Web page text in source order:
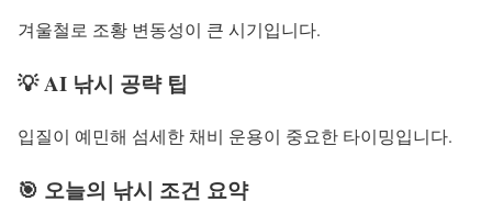
겨울철로 조황 변동성이 큰 시기입니다.
💡 AI 낚시 공략 팁
입질이 예민해 섬세한 채비 운용이 중요한 타이밍입니다.
🎯 오늘의 낚시 조건 요약